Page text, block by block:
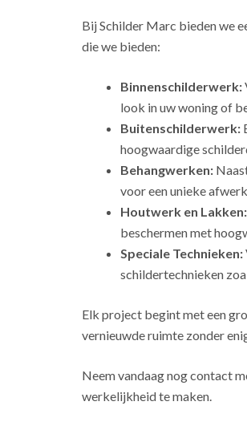
Bij Schilder Marc bieden we
die we bieden:
Binnenschilderwerk:
look in uw woning of
Buitenschilderwerk:
hoogwaardige
Behangwerken:
voor een unieke
Houtwerk en Lakken:
beschermen met
Speciale Technieken:
schildertechnieken
Elk project begint met een
vernieuwde ruimte zonder
Neem vandaag nog contact
werkelijkheid te maken.